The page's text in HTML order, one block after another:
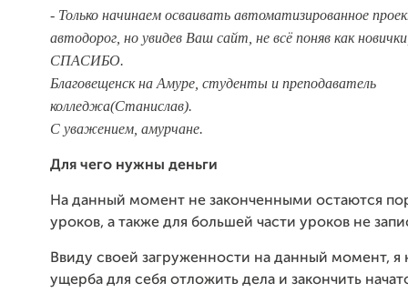
- Только начинаем осваивать автоматизированное
автодорог, но увидев Ваш сайт, не всё поняв как
СПАСИБО.
Благовещенск на Амуре, студенты и преподаватель
колледжа(Станислав).
С уважением, амурчане.
Для чего нужны деньги
На данный момент не законченными остаются
уроков, а также для большей части уроков не
Ввиду своей загруженности на данный момент, я
ущерба для себя отложить дела и закончить